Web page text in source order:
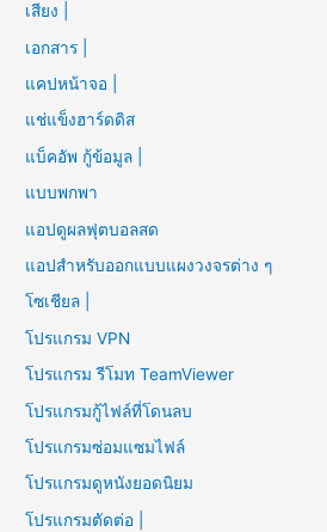
เสียง |
เอกสาร |
แคปหน้าจอ |
แช่แข็งฮาร์ดดิส
แบ็คอัพ กู้ข้อมูล |
แบบพกพา
แอปดูผลฟุตบอลสด
แอปสำหรับออกแบบแผงวงจรต่าง ๆ
โซเชียล |
โปรแกรม VPN
โปรแกรม รีโมท TeamViewer
โปรแกรมกู้ไฟล์ที่โดนลบ
โปรแกรมซ่อมแซมไฟล์
โปรแกรมดูหนังยอดนิยม
โปรแกรมตัดต่อ |